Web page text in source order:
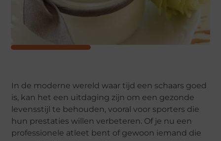
In de moderne wereld waar tijd een schaars goed
is, kan het een uitdaging zijn om een gezonde
levensstijl te behouden, vooral voor sporters die
hun prestaties willen verbeteren. Of je nu een
professionele atleet bent of gewoon iemand die